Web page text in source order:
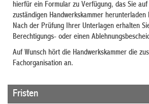
hierfür ein Formular zu Verfügung, das Sie
zuständigen Handwerkskammer herunterladen
Nach der Prüfung Ihrer Unterlagen erhalten
Berechtigungs- oder einen
Auf Wunsch hört die Handwerkskammer die
Fachorganisation an.
Fristen